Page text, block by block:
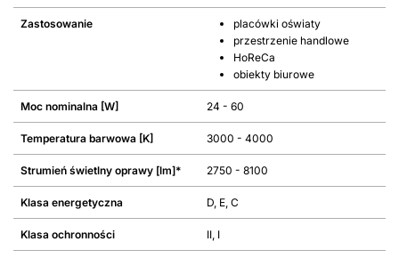
Zastosowanie
placówki oświaty
przestrzenie handlowe
HoReCa
obiekty biurowe
Moc nominalna [W] 24 - 60
Temperatura barwowa [K] 3000 - 4000
Strumień świetlny oprawy [lm]* 2750 - 8100
Klasa energetyczna D, E, C
Klasa ochronności II, I